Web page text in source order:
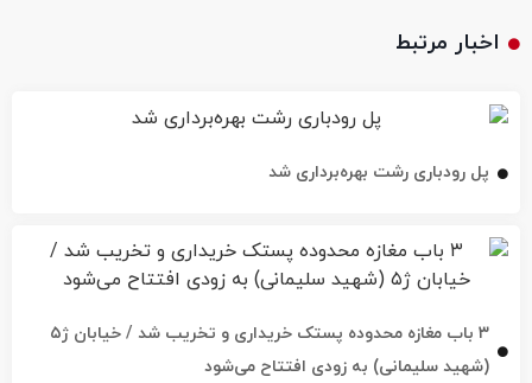
اخبار مرتبط
پل رودباری رشت بهره‌برداری شد
۳ باب مغازه محدوده پستک خریداری و تخریب شد / خیابان ژ۵
(شهید سلیمانی) به زودی افتتاح می‌شود